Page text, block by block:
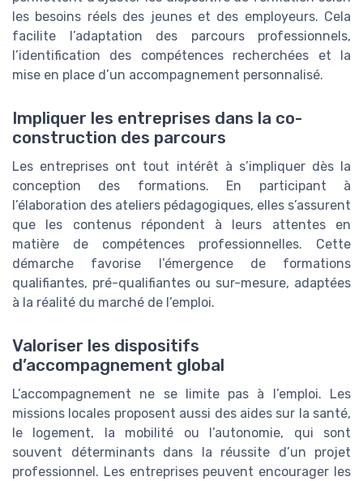
les besoins réels des jeunes et des employeurs. Cela
facilite l’adaptation des parcours professionnels,
l’identification des compétences recherchées et la
mise en place d’un accompagnement personnalisé.
Impliquer les entreprises dans la co-
construction des parcours
Les entreprises ont tout intérêt à s’impliquer dès la
conception des formations. En participant à
l’élaboration des ateliers pédagogiques, elles s’assurent
que les contenus répondent à leurs attentes en
matière de compétences professionnelles. Cette
démarche favorise l’émergence de formations
qualifiantes, pré-qualifiantes ou sur-mesure, adaptées
à la réalité du marché de l’emploi.
Valoriser les dispositifs
d’accompagnement global
L’accompagnement ne se limite pas à l’emploi. Les
missions locales proposent aussi des aides sur la santé,
le logement, la mobilité ou l’autonomie, qui sont
souvent déterminants dans la réussite d’un projet
professionnel. Les entreprises peuvent encourager les